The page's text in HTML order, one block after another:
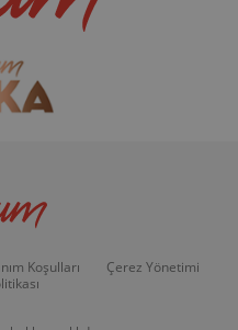
Koşulları
Çerez Yönetimi